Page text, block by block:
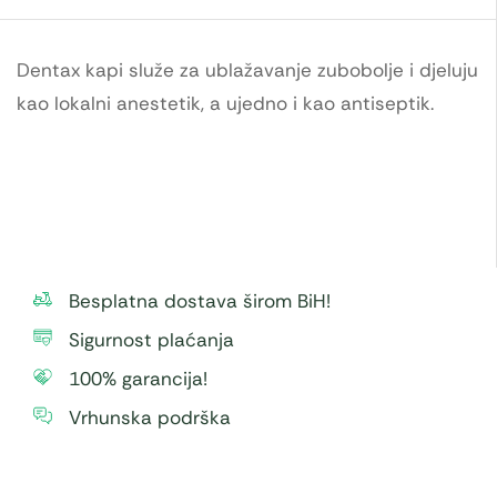
Dentax kapi služe za ublažavanje zubobolje i djeluju
kao lokalni anestetik, a ujedno i kao antiseptik.
Besplatna dostava širom BiH!
Sigurnost plaćanja
100% garancija!
Vrhunska podrška